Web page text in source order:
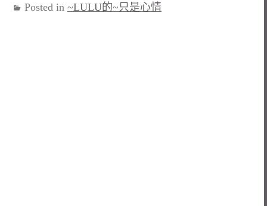
Posted in ~LULU的~只是心情